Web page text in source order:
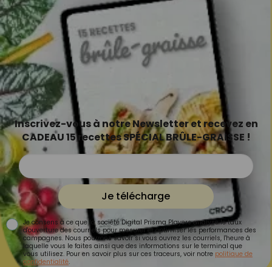
Inscrivez-vous à notre Newsletter et recevez en
CADEAU 15 recettes SPÉCIAL BRÛLE-GRAISSE !
Je télécharge
Je consens à ce que la société Digital Prisma Players analyse le taux
d'ouverture des courriels pour mesurer et optimiser les performances des
campagnes. Nous pourrons savoir si vous ouvrez les courriels, l'heure à
laquelle vous le faites ainsi que des informations sur le terminal que
vous utilisez. Pour en savoir plus sur ces traceurs, voir notre politique de
confidentialité.